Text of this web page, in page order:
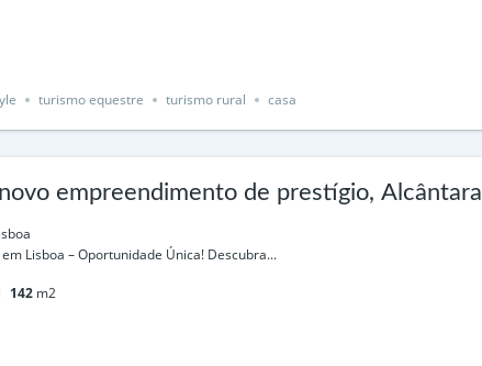
turismo equestre turismo rural casa
empreendimento de prestígio, Alcântara
Lisboa – Oportunidade Única! Descubra...
142 m2